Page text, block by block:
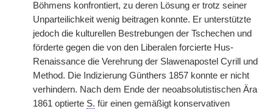
Böhmens konfrontiert, zu deren Lösung er trotz seiner
Unparteilichkeit wenig beitragen konnte. Er unterstützte
jedoch die kulturellen Bestrebungen der Tschechen und
förderte gegen die von den Liberalen forcierte Hus-
Renaissance die Verehrung der Slawenapostel Cyrill und
Method. Die Indizierung Günthers 1857 konnte er nicht
verhindern. Nach dem Ende der neoabsolutistischen Ära
1861 optierte S. für einen gemäßigt konservativen